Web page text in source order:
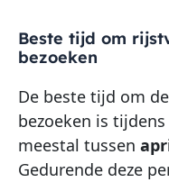
Beste tijd om
bezoeken
De beste tijd om
bezoeken is
meestal tussen
Gedurende deze